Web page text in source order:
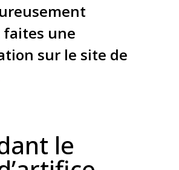
faites une
sur le site de
le